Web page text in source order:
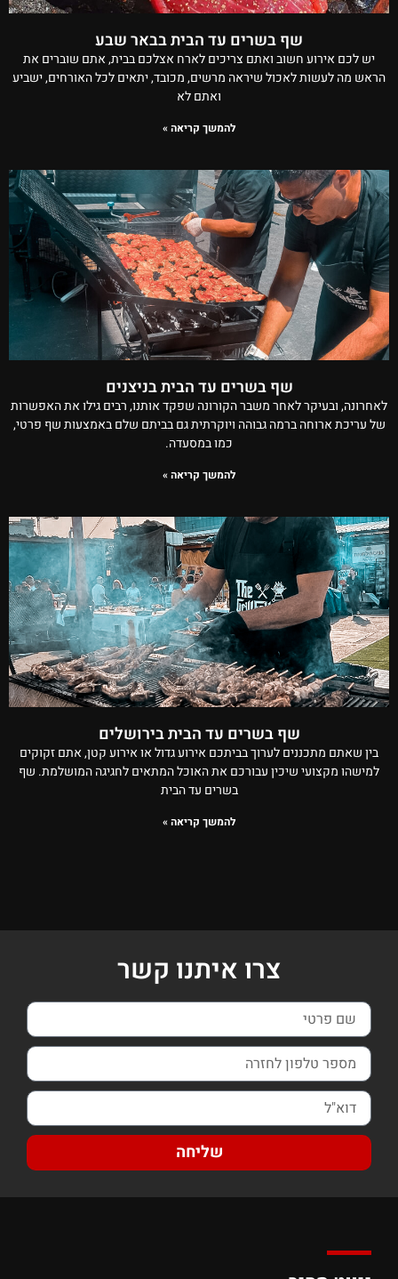
שף בשרים עד הבית בבאר שבע
יש לכם אירוע חשוב ואתם צריכים לארח אצלכם בבית, אתם שוברים את
הראש מה לעשות לאכול שיראה מרשים, מכובד, יתאים לכל האורחים, ישביע
ואתם לא
להמשך קריאה »
שף בשרים עד הבית בניצנים
לאחרונה, ובעיקר לאחר משבר הקורונה שפקד אותנו, רבים גילו את האפשרות
של עריכת ארוחה ברמה גבוהה ויוקרתית גם בביתם שלם באמצעות שף פרטי,
כמו במסעדה.
להמשך קריאה »
שף בשרים עד הבית בירושלים
בין שאתם מתכננים לערוך בביתכם אירוע גדול או אירוע קטן, אתם זקוקים
למישהו מקצועי שיכין עבורכם את האוכל המתאים לחגיגה המושלמת. שף
בשרים עד הבית
להמשך קריאה »
צרו איתנו קשר
שליחה